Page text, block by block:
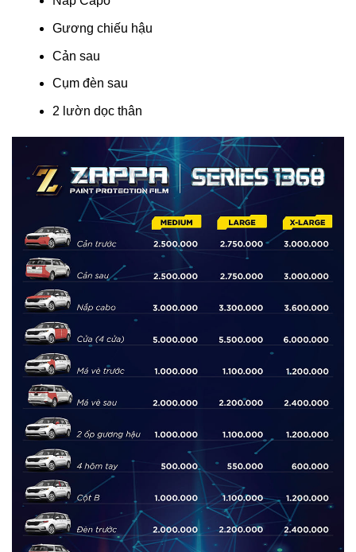
Gương chiếu hậu
Cản sau
Cụm đèn sau
2 lườn dọc thân